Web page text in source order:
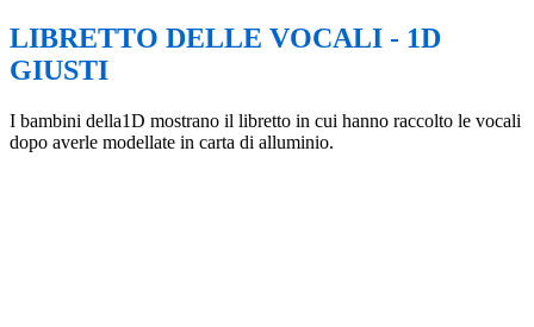
LIBRETTO DELLE VOCALI - 1D
GIUSTI
I bambini della1D mostrano il libretto in cui hanno raccolto le vocali
dopo averle modellate in carta di alluminio.